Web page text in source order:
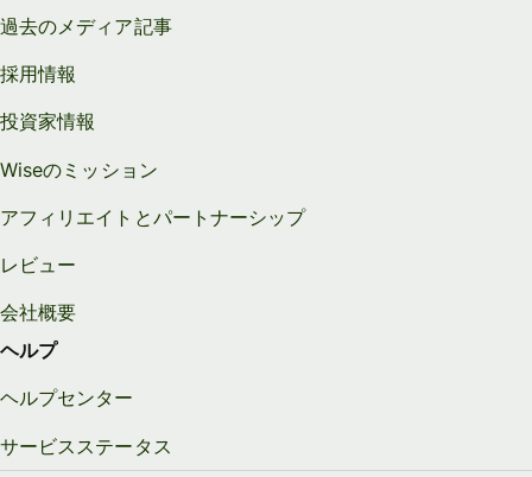
過去のメディア記事
採用情報
投資家情報
Wiseのミッション
アフィリエイトとパートナーシップ
レビュー
会社概要
ヘルプ
ヘルプセンター
サービスステータス